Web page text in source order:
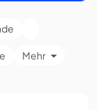
Mehr